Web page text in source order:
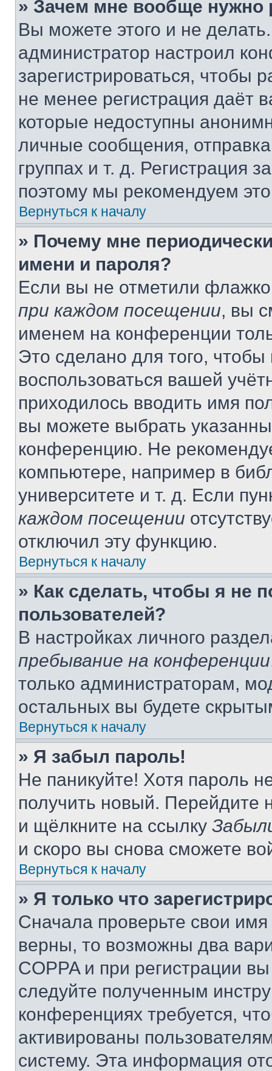
» Зачем мне вообще нужно
Вы можете этого и не
администратор настроил
зарегистрироваться, чтобы
не менее регистрация даёт
которые недоступны
личные сообщения,
группах и т. д. Регистрация
поэтому мы рекомендуем
Вернуться к началу
» Почему мне
имени и пароля?
Если вы не отметили
при каждом посещении, вы
именем на конференции
Это сделано для того, чтобы
воспользоваться вашей
приходилось вводить имя
вы можете выбрать
конференцию. Не
компьютере, например в
университете и т. д. Если
каждом посещении
отключил эту функцию.
Вернуться к началу
» Как сделать, чтобы я не
пользователей?
В настройках личного
пребывание на конференции
только администраторам,
остальных вы будете
Вернуться к началу
» Я забыл пароль!
Не паникуйте! Хотя пароль
получить новый. Перейдите
и щёлкните на ссылку
и скоро вы снова сможете
Вернуться к началу
» Я только что
Сначала проверьте свои
верны, то возможны два
COPPA и при регистрации
следуйте полученным
конференциях требуется,
активированы
систему. Эта информация